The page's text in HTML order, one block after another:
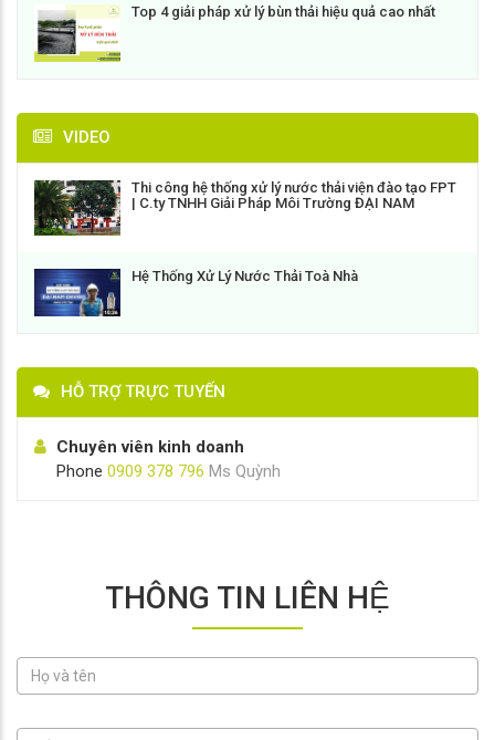
Top 4 giải pháp xử lý bùn thải hiệu quả cao nhất
VIDEO
Thi công hệ thống xử lý nước thải viện đào tạo FPT
| C.ty TNHH Giải Pháp Môi Trường ĐẠI NAM
Hệ Thống Xử Lý Nước Thải Toà Nhà
HỖ TRỢ TRỰC TUYẾN
Chuyên viên kinh doanh
Phone 0909 378 796 Ms Quỳnh
THÔNG TIN LIÊN HỆ